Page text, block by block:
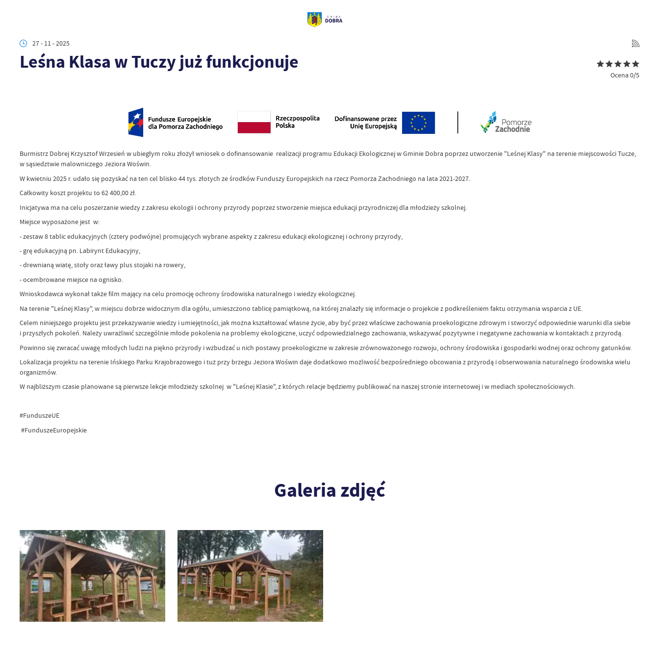
27 - 11 - 2025
Leśna Klasa w Tuczy już funkcjonuje
Ocena 0/5
Burmistrz Dobrej Krzysztof Wrzesień w ubiegłym roku złożył wniosek o dofinansowanie realizacji programu Edukacji Ekologicznej w Gminie Dobra poprzez utworzenie "Leśnej Klasy" na terenie miejscowości Tucze,
w sąsiedztwie malowniczego Jeziora Woświn.
W kwietniu 2025 r. udało się pozyskać na ten cel blisko 44 tys. złotych ze środków Funduszy Europejskich na rzecz Pomorza Zachodniego na lata 2021-2027.
Całkowity koszt projektu to 62 400,00 zł.
Inicjatywa ma na celu poszerzanie wiedzy z zakresu ekologii i ochrony przyrody poprzez stworzenie miejsca edukacji przyrodniczej dla młodzieży szkolnej.
Miejsce wyposażone jest w:
- zestaw 8 tablic edukacyjnych (cztery podwójne) promujących wybrane aspekty z zakresu edukacji ekologicznej i ochrony przyrody,
- grę edukacyjną pn. Labirynt Edukacyjny,
- drewnianą wiatę, stoły oraz ławy plus stojaki na rowery,
- ocembrowane miejsce na ognisko.
Wnioskodawca wykonał także film mający na celu promocję ochrony środowiska naturalnego i wiedzy ekologicznej.
Na terenie "Leśnej Klasy", w miejscu dobrze widocznym dla ogółu, umieszczono tablicę pamiątkową, na której znalazły się informacje o projekcie z podkreśleniem faktu otrzymania wsparcia z UE.
Celem niniejszego projektu jest przekazywanie wiedzy i umiejętności, jak można kształtować własne życie, aby być przez właściwe zachowania proekologiczne zdrowym i stworzyć odpowiednie warunki dla siebie
i przyszłych pokoleń. Należy uwrażliwić szczególnie młode pokolenia na problemy ekologiczne, uczyć odpowiedzialnego zachowania, wskazywać pozytywne i negatywne zachowania w kontaktach z przyrodą.
Powinno się zwracać uwagę młodych ludzi na piękno przyrody i wzbudzać u nich postawy proekologiczne w zakresie zrównoważonego rozwoju, ochrony środowiska i gospodarki wodnej oraz ochrony gatunków.
Lokalizacja projektu na terenie Ińskiego Parku Krajobrazowego i tuż przy brzegu Jeziora Woświn daje dodatkowo możliwość bezpośredniego obcowania z przyrodą i obserwowania naturalnego środowiska wielu
organizmów.
W najbliższym czasie planowane są pierwsze lekcje młodzieży szkolnej w "Leśnej Klasie", z których relacje będziemy publikować na naszej stronie internetowej i w mediach społecznościowych.
#FunduszeUE
#FunduszeEuropejskie
Galeria zdjęć